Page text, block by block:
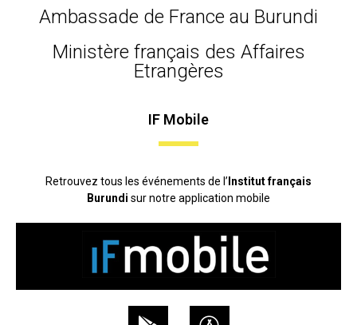
Ambassade de France au Burundi
Ministère français des Affaires
Etrangères
IF Mobile
Retrouvez tous les événements de l’Institut français
Burundi sur notre application mobile